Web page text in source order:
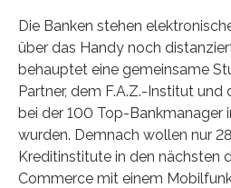
Die Banken stehen
über das Handy noch
behauptet eine gemeinsame
Partner, dem F.A.Z.-Institut und
bei der 100 Top-Bankmanager
wurden. Demnach wollen nur
Kreditinstitute in den nächsten
Commerce mit einem